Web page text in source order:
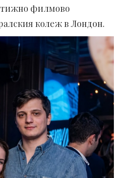
филмово
колеж в Лондон.